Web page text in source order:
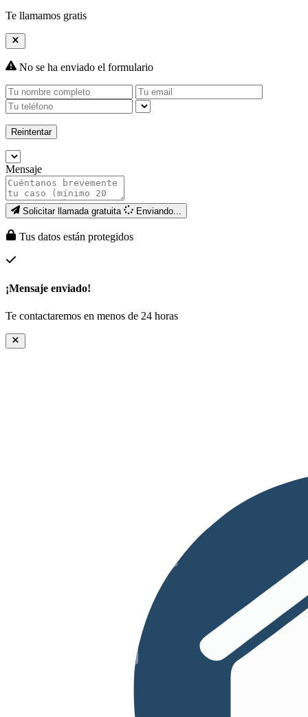
Te llamamos gratis
No se ha enviado el formulario
Reintentar
Mensaje
Solicitar llamada gratuita Enviando...
Tus datos están protegidos
¡Mensaje enviado!
Te contactaremos en menos de 24 horas